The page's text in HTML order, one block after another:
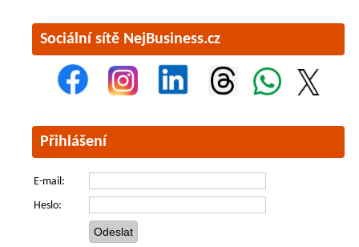
Sociální sítě NejBusiness.cz
Přihlášení
E-mail:
Heslo: